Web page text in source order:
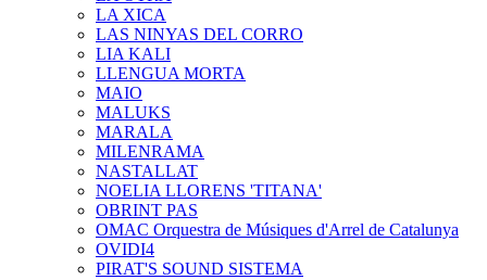
LA XICA
LAS NINYAS DEL CORRO
LIA KALI
LLENGUA MORTA
MAIO
MALUKS
MARALA
MILENRAMA
NASTALLAT
NOELIA LLORENS 'TITANA'
OBRINT PAS
OMAC Orquestra de Músiques d'Arrel de Catalunya
OVIDI4
PIRAT'S SOUND SISTEMA